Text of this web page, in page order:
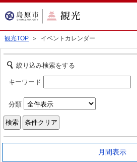
観光TOP ＞ イベントカレンダー
絞り込み検索をする
キーワード
分類
月間表示